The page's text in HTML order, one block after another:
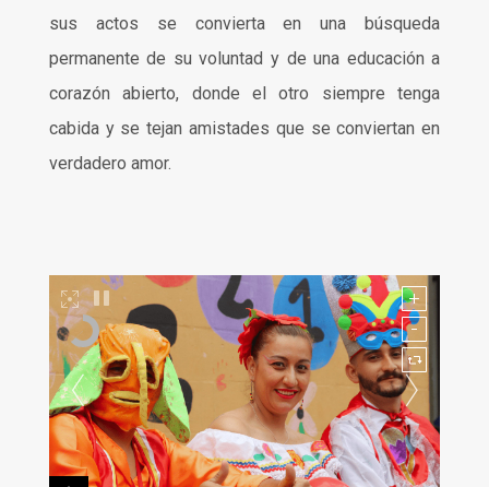
sus actos se convierta en una búsqueda
permanente de su voluntad y de una educación a
corazón abierto, donde el otro siempre tenga
cabida y se tejan amistades que se conviertan en
verdadero amor.